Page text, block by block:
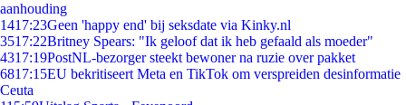
aanhouding
1417:23Geen 'happy end' bij seksdate via Kinky.nl
3517:22Britney Spears: "Ik geloof dat ik heb gefaald als moeder"
4317:19PostNL-bezorger steekt bewoner na ruzie over pakket
6817:15EU bekritiseert Meta en TikTok om verspreiden desinformatie
Ceuta